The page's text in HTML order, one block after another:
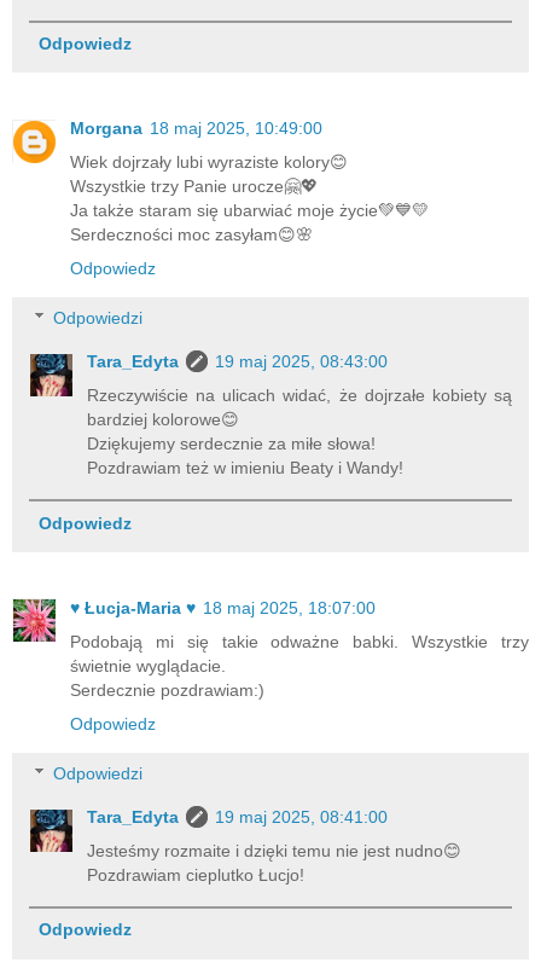
Odpowiedz
Morgana 18 maj 2025, 10:49:00
Wiek dojrzały lubi wyraziste kolory😊
Wszystkie trzy Panie urocze🤗💖
Ja także staram się ubarwiać moje życie💚💙💛
Serdeczności moc zasyłam😊🌸
Odpowiedz
Odpowiedzi
Tara_Edyta
19 maj 2025, 08:43:00
Rzeczywiście na ulicach widać, że dojrzałe kobiety są
bardziej kolorowe😊
Dziękujemy serdecznie za miłe słowa!
Pozdrawiam też w imieniu Beaty i Wandy!
Odpowiedz
♥ Łucja-Maria ♥ 18 maj 2025, 18:07:00
Podobają mi się takie odważne babki. Wszystkie trzy
świetnie wyglądacie.
Serdecznie pozdrawiam:)
Odpowiedz
Odpowiedzi
Tara_Edyta
19 maj 2025, 08:41:00
Jesteśmy rozmaite i dzięki temu nie jest nudno😊
Pozdrawiam cieplutko Łucjo!
Odpowiedz